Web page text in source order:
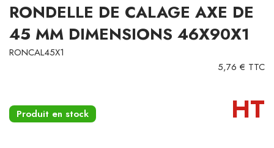
RONDELLE DE CALAGE AXE DE
45 MM DIMENSIONS 46X90X1
RONCAL45X1
5,76 € TTC
Produit en stock HT